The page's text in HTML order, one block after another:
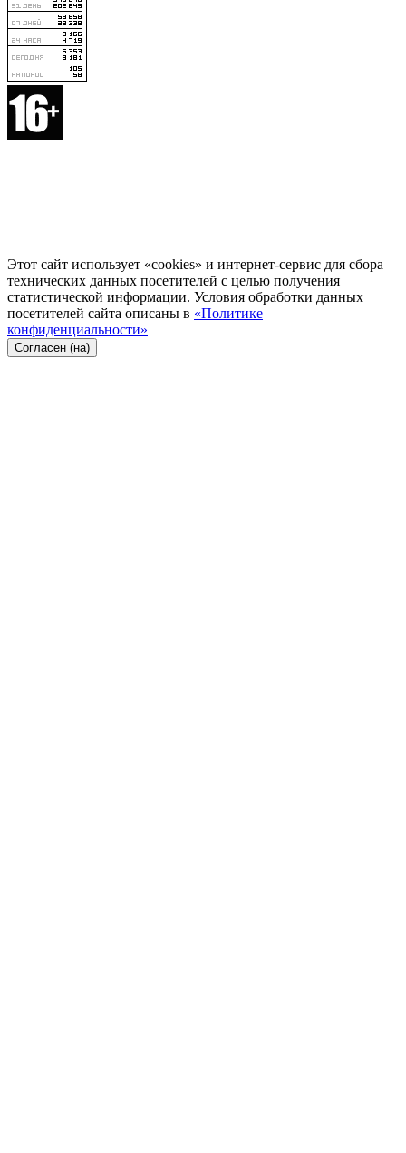
Этот сайт использует «cookies» и интернет-сервис для сбора
технических данных посетителей с целью получения
статистической информации. Условия обработки данных
посетителей сайта описаны в «Политике
конфиденциальности»
Согласен (на)